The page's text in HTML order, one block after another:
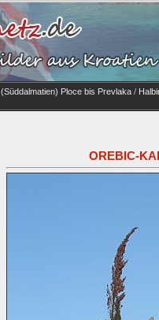
Ploce bis Prevlaka /
OREBIC-